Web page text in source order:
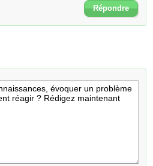
Répondre